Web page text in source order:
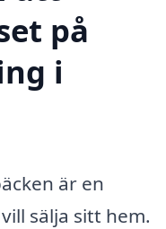
på
i
är en
sälja sitt hem.